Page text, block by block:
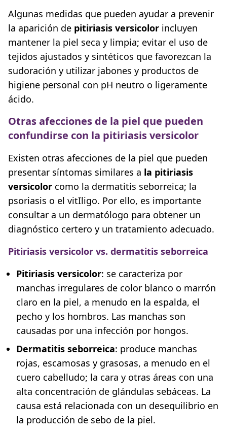
Algunas medidas que pueden ayudar a prevenir
la aparición de pitiriasis versicolor incluyen
mantener la piel seca y limpia; evitar el uso de
tejidos ajustados y sintéticos que favorezcan la
sudoración y utilizar jabones y productos de
higiene personal con pH neutro o ligeramente
ácido.
Otras afecciones de la piel que pueden
confundirse con la pitiriasis versicolor
Existen otras afecciones de la piel que pueden
presentar síntomas similares a la pitiriasis
versicolor como la dermatitis seborreica; la
psoriasis o el vitIligo. Por ello, es importante
consultar a un dermatólogo para obtener un
diagnóstico certero y un tratamiento adecuado.
Pitiriasis versicolor vs. dermatitis seborreica
Pitiriasis versicolor: se caracteriza por
manchas irregulares de color blanco o marrón
claro en la piel, a menudo en la espalda, el
pecho y los hombros. Las manchas son
causadas por una infección por hongos.
Dermatitis seborreica: produce manchas
rojas, escamosas y grasosas, a menudo en el
cuero cabelludo; la cara y otras áreas con una
alta concentración de glándulas sebáceas. La
causa está relacionada con un desequilibrio en
la producción de sebo de la piel.